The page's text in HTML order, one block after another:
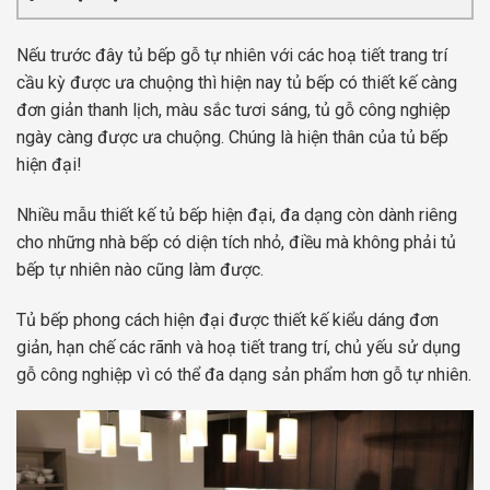
Nếu trước đây tủ bếp gỗ tự nhiên với các hoạ tiết trang trí
cầu kỳ được ưa chuộng thì hiện nay tủ bếp có thiết kế càng
đơn giản thanh lịch, màu sắc tươi sáng, tủ gỗ công nghiệp
ngày càng được ưa chuộng. Chúng là hiện thân của tủ bếp
hiện đại!
Nhiều mẫu thiết kế tủ bếp hiện đại, đa dạng còn dành riêng
cho những nhà bếp có diện tích nhỏ, điều mà không phải tủ
bếp tự nhiên nào cũng làm được.
Tủ bếp phong cách hiện đại được thiết kế kiểu dáng đơn
giản, hạn chế các rãnh và hoạ tiết trang trí, chủ yếu sử dụng
gỗ công nghiệp vì có thể đa dạng sản phẩm hơn gỗ tự nhiên.